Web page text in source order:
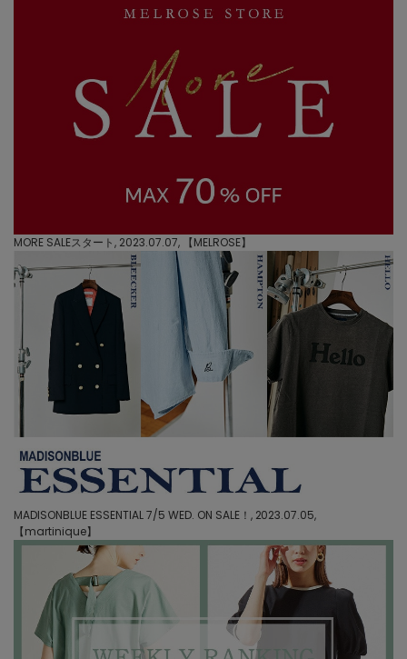
MORE SALEスタート, 2023.07.07, 【MELROSE】
MADISONBLUE ESSENTIAL 7/5 WED. ON SALE！, 2023.07.05,
【martinique】